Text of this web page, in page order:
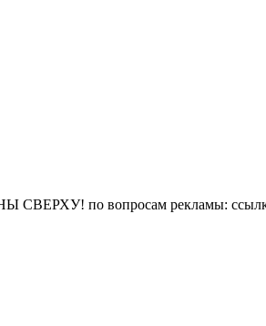
Подписаны 13 ваших друзей! Астрология и Эзотерика 💫 ВСЕ ОТВЕТЫ ЗАКРЕПЛЕННЫ СВЕРХУ! по вопросам рекламы: